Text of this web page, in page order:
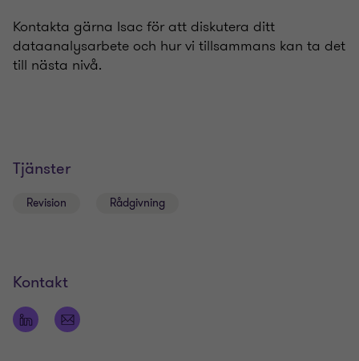
Kontakta gärna Isac för att diskutera ditt
dataanalysarbete och hur vi tillsammans kan ta det
till nästa nivå.
Tjänster
Revision Rådgivning
Kontakt